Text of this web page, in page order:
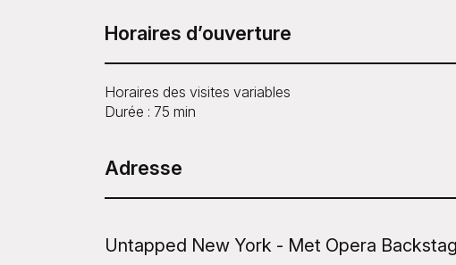
Horaires d’ouverture
Horaires des visites variables
Durée : 75 min
Adresse
Untapped New York - Met Opera